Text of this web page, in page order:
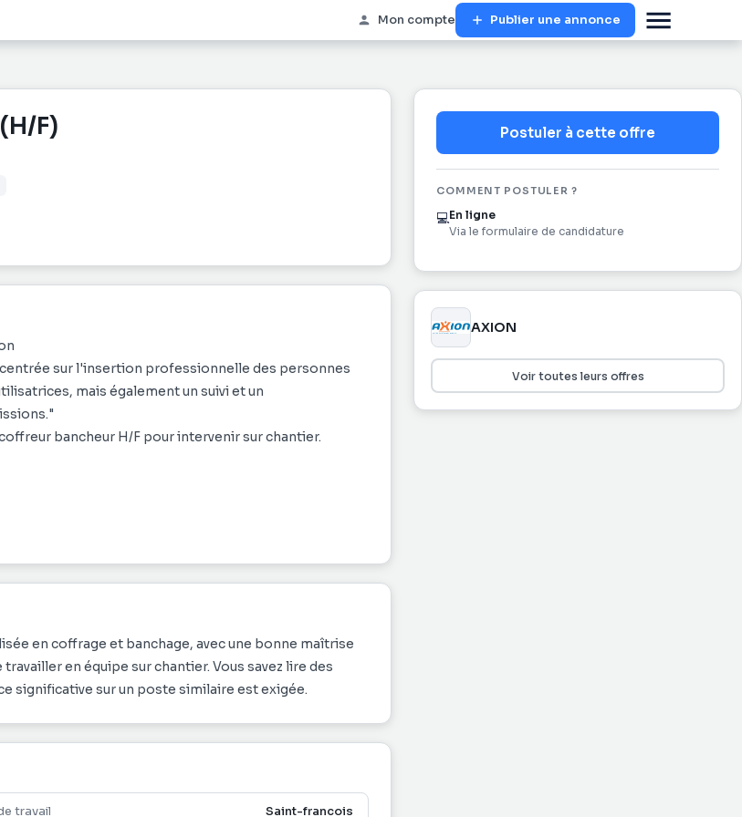
Mon compte Publier une annonce
F)
sur l'insertion professionnelle des personnes
mais également un suivi et un
bancheur H/F pour intervenir sur chantier.
en coffrage et banchage, avec une bonne maîtrise
en équipe sur chantier. Vous savez lire des
significative sur un poste similaire est exigée.
travail Saint-francois
Postuler à cette offre
COMMENT POSTULER ?
💻En ligne
Via le formulaire de candidature
AXION
Voir toutes leurs offres